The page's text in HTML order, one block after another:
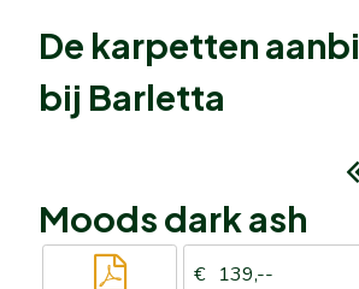
De karpetten
bij Barletta
Moods dark ash
139,--